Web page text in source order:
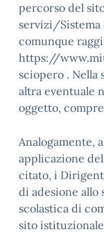
percorso del
servizi/
comunque
https://
sciopero . Nella
altra eventuale
oggetto,
Analogamente,
applicazione
citato, i
di adesione allo
scolastica di
sito